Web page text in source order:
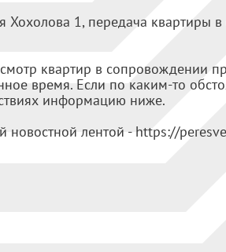
Хохолова 1, передача квартиры
квартир в сопровождении
время. Если по каким-то
информацию ниже.
новостной лентой - https://